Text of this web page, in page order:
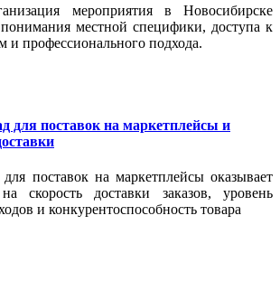
мероприятия в Новосибирске
понимания местной специфики, доступа к
и профессионального подхода.
для поставок на маркетплейсы и
поставок на маркетплейсы оказывает
скорость доставки заказов, уровень
и конкурентоспособность товара